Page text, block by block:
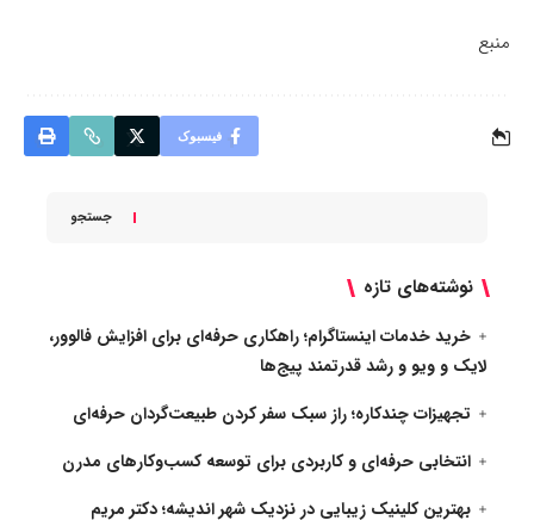
منبع
فیسبوک
جستجو
نوشته‌های تازه
خرید خدمات اینستاگرام؛ راهکاری حرفه‌ای برای افزایش فالوور،
لایک و ویو و رشد قدرتمند پیج‌ها
تجهیزات چندکاره؛ راز سبک سفر کردن طبیعت‌گردان حرفه‌ای
انتخابی حرفه‌ای و کاربردی برای توسعه کسب‌وکارهای مدرن
بهترین کلینیک زیبایی در نزدیک شهر اندیشه؛ دکتر مریم